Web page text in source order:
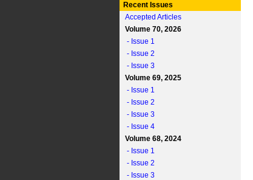
Recent Issues
Accepted Articles
Volume 70, 2026
- Issue 1
- Issue 2
- Issue 3
Volume 69, 2025
- Issue 1
- Issue 2
- Issue 3
- Issue 4
Volume 68, 2024
- Issue 1
- Issue 2
- Issue 3